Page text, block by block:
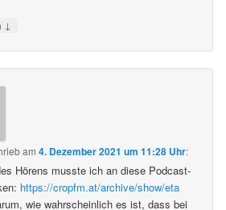
↓
am4. Dezember 2021 um 11:28 Uhr:
Hörens musste ich an diese Podcast-
https://cropfm.at/archive/show/eta
wie wahrscheinlich es ist, dass bei